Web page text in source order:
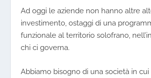
Ad oggi le aziende non hanno altre
investimento, ostaggi di una
funzionale al territorio solofrano,
chi ci governa.
Abbiamo bisogno di una società in cui